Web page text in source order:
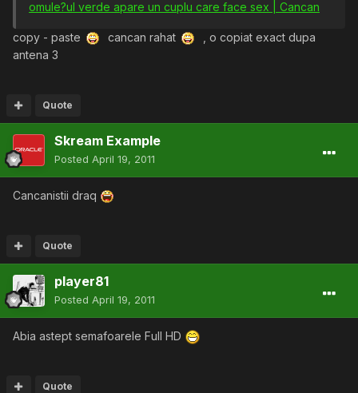
omule?ul verde apare un cuplu care face sex | Cancan
copy - paste cancan rahat
, o copiat exact dupa
antena 3
Quote
Skream Example
Posted April 19, 2011
Cancanistii draq
Quote
player81
Posted April 19, 2011
Abia astept semafoarele Full HD
Quote